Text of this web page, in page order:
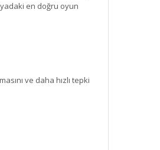
en doğru oyun
ve daha hızlı tepki